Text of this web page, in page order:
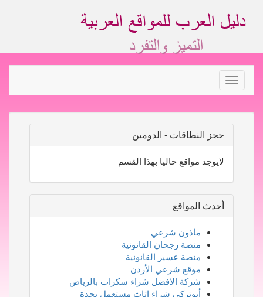
Toggle
navigation
حجز النطاقات - الدومين
لايوجد مواقع حاليا بهذا القسم
أحدث المواقع
ماذون شرعي
منصة رجحان القانونية
منصة عسير القانونية
موقع شرعي الأردن
شركة الافضل شراء سكراب بالرياض
أبوتركي شراء اثاث مستعمل بجدة